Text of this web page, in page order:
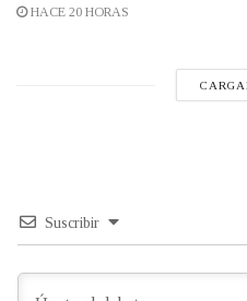
HACE 20 HORAS
Suscribir